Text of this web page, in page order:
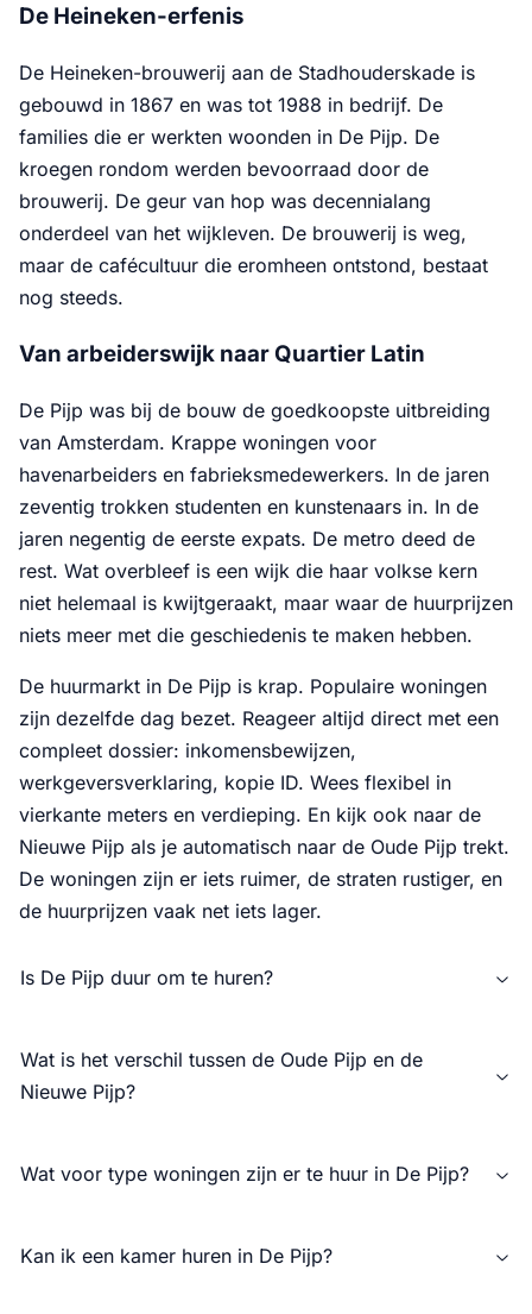
De Heineken-erfenis
De Heineken-brouwerij aan de Stadhouderskade is
gebouwd in 1867 en was tot 1988 in bedrijf. De
families die er werkten woonden in De Pijp. De
kroegen rondom werden bevoorraad door de
brouwerij. De geur van hop was decennialang
onderdeel van het wijkleven. De brouwerij is weg,
maar de cafécultuur die eromheen ontstond, bestaat
nog steeds.
Van arbeiderswijk naar Quartier Latin
De Pijp was bij de bouw de goedkoopste uitbreiding
van Amsterdam. Krappe woningen voor
havenarbeiders en fabrieksmedewerkers. In de jaren
zeventig trokken studenten en kunstenaars in. In de
jaren negentig de eerste expats. De metro deed de
rest. Wat overbleef is een wijk die haar volkse kern
niet helemaal is kwijtgeraakt, maar waar de huurprijzen
niets meer met die geschiedenis te maken hebben.
De huurmarkt in De Pijp is krap. Populaire woningen
zijn dezelfde dag bezet. Reageer altijd direct met een
compleet dossier: inkomensbewijzen,
werkgeversverklaring, kopie ID. Wees flexibel in
vierkante meters en verdieping. En kijk ook naar de
Nieuwe Pijp als je automatisch naar de Oude Pijp trekt.
De woningen zijn er iets ruimer, de straten rustiger, en
de huurprijzen vaak net iets lager.
Is De Pijp duur om te huren?
Wat is het verschil tussen de Oude Pijp en de
Nieuwe Pijp?
Wat voor type woningen zijn er te huur in De Pijp?
Kan ik een kamer huren in De Pijp?